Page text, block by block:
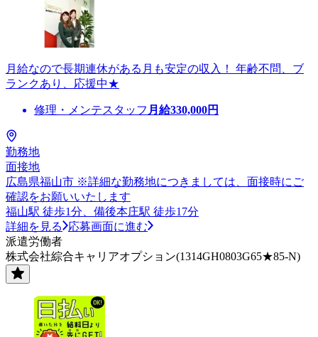
月給なので長期連休がある月も安定の収入！ 年齢不問、ブ
ランクあり、応援中★
修理・メンテスタッフ 月給330,000円
勤務地
面接地
広島県福山市 ※詳細な勤務地につきましては、面接時にご
確認をお願いいたします
福山駅 徒歩1分、備後本庄駅 徒歩17分
詳細を見る
応募画面に進む
派遣労働者
株式会社綜合キャリアオプション(1314GH0803G65★85-N)